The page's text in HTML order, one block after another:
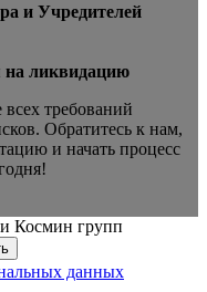
и Учредителей
на ликвидацию
требований
Обратитесь к нам,
и начать процесс
Космин групп
данных